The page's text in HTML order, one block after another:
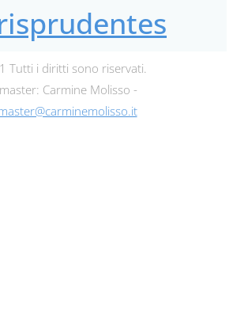
Tutti i diritti sono riservati.
Carmine Molisso -